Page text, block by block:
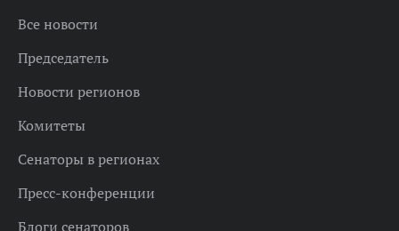
Все новости
Председатель
Новости регионов
Комитеты
Сенаторы в регионах
Пресс-конференции
Блоги сенаторов